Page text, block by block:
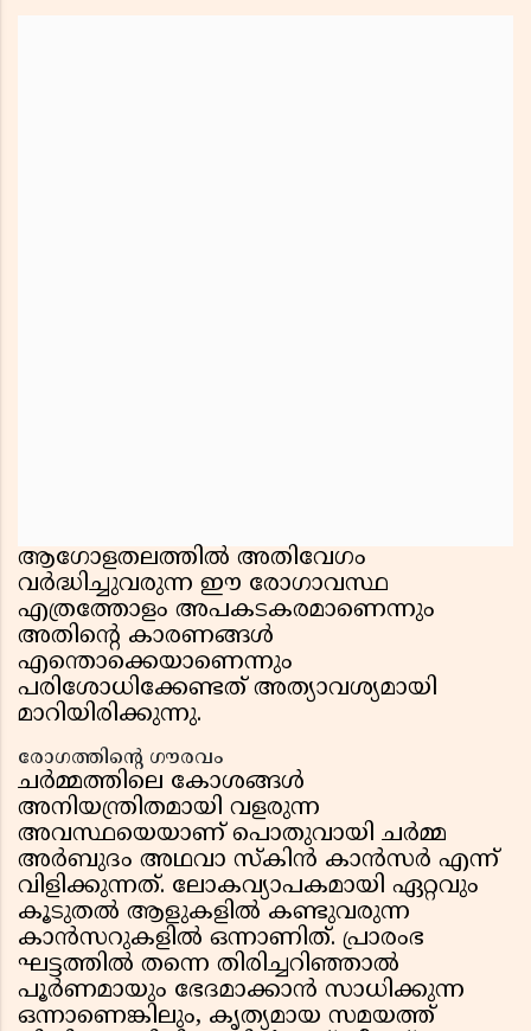
ആഗോളതലത്തിൽ അതിവേഗം
വർദ്ധിച്ചുവരുന്ന ഈ രോഗാവസ്ഥ
എത്രത്തോളം അപകടകരമാണെന്നും
അതിന്റെ കാരണങ്ങൾ
എന്തൊക്കെയാണെന്നും
പരിശോധിക്കേണ്ടത് അത്യാവശ്യമായി
മാറിയിരിക്കുന്നു.
രോഗത്തിന്റെ ഗൗരവം
ചർമ്മത്തിലെ കോശങ്ങൾ
അനിയന്ത്രിതമായി വളരുന്ന
അവസ്ഥയെയാണ് പൊതുവായി ചർമ്മ
അർബുദം അഥവാ സ്കിൻ കാൻസർ എന്ന്
വിളിക്കുന്നത്. ലോകവ്യാപകമായി ഏറ്റവും
കൂടുതൽ ആളുകളിൽ കണ്ടുവരുന്ന
കാൻസറുകളിൽ ഒന്നാണിത്. പ്രാരംഭ
ഘട്ടത്തിൽ തന്നെ തിരിച്ചറിഞ്ഞാൽ
പൂർണമായും ഭേദമാക്കാൻ സാധിക്കുന്ന
ഒന്നാണെങ്കിലും, കൃത്യമായ സമയത്ത്